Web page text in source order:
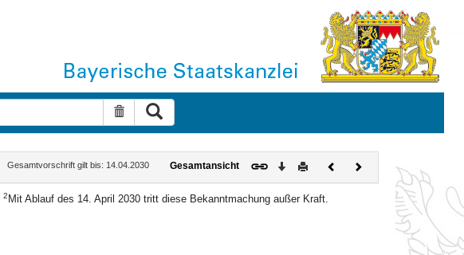
Suche zurücksetzen
Gesamtvorschrift gilt bis: 14.04.2030 Gesamtansicht Download
DruckenVorherigesNächstes
Dokument
2 Mit Ablauf des 14. April 2030 tritt diese Bekanntmachung außer Kraft.